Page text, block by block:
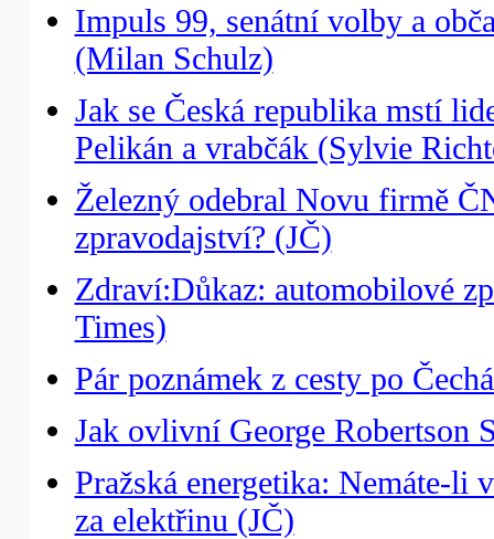
Impuls 99, senátní volby a
(Milan Schulz)
Jak se Česká republika mstí
Pelikán a vrabčák (Sylvie
Železný odebral Novu firmě
zpravodajství? (JČ)
Zdraví:Důkaz: automobilové
Times)
Pár poznámek z cesty po
Jak ovlivní George Robertson
Pražská energetika: Nemáte-li
za elektřinu (JČ)